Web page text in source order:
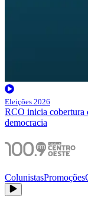
Eleições 2026
RCO inicia cobertura
democracia
ColunistasPromoções